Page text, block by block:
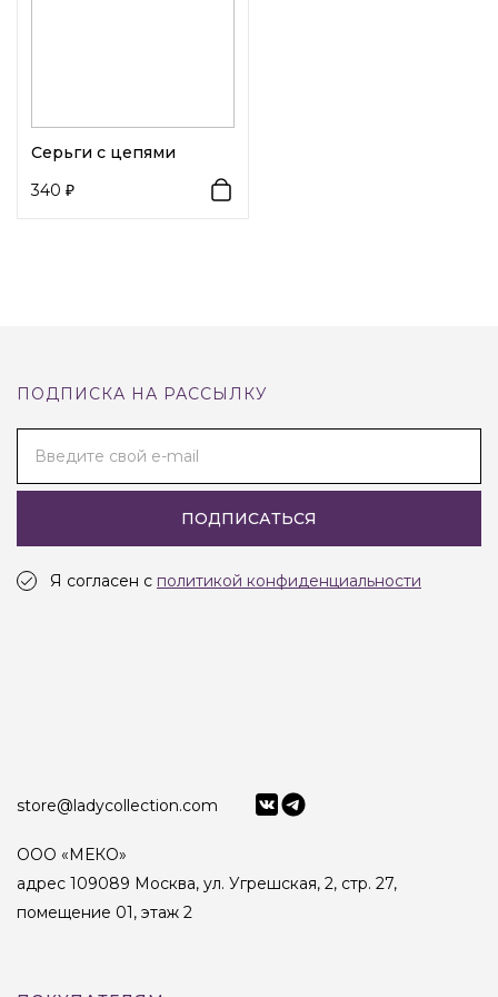
Серьги с цепями
340
ПОДПИСКА НА РАССЫЛКУ
Введите свой e-mail
ПОДПИСАТЬСЯ
Я согласен с политикой конфиденциальности
store@ladycollection.com
ООО «МЕКО»
адрес 109089 Москва, ул. Угрешская, 2, стр. 27,
помещение 01, этаж 2